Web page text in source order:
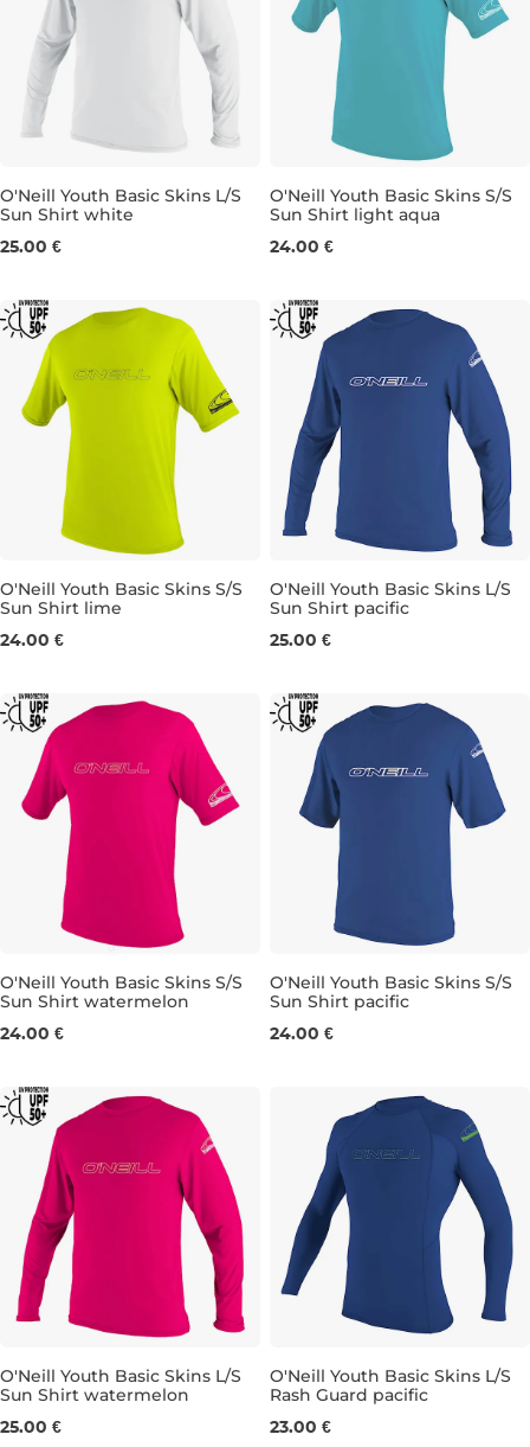
8 10
O'Neill Youth Basic Skins L/S
Sun Shirt white
25.00 € 4 6
O'Neill Youth Basic Skins S/S
Sun Shirt light aqua
24.00 €
4
O'Neill Youth Basic Skins S/S
Sun Shirt lime
24.00 € 4 8
O'Neill Youth Basic Skins L/S
Sun Shirt pacific
25.00 €
4 8
O'Neill Youth Basic Skins S/S
Sun Shirt watermelon
24.00 € 8
O'Neill Youth Basic Skins S/S
Sun Shirt pacific
24.00 €
8 10
O'Neill Youth Basic Skins L/S
Sun Shirt watermelon
25.00 € 8 10
O'Neill Youth Basic Skins L/S
Rash Guard pacific
23.00 €